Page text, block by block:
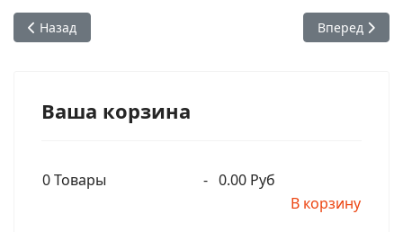
Предыдущий: 70. Ашвасена дас. Москва
Назад Следующий:
Вперед
Ваша корзина
0Товары - 0.00 Руб
В корзину